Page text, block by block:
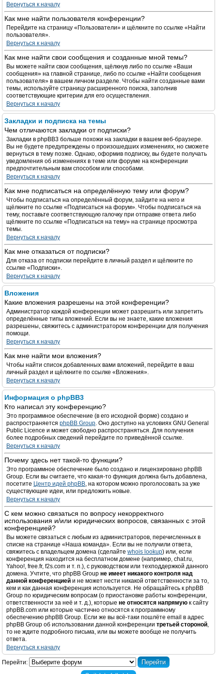
Вернуться к началу
Как мне найти пользователя конференции?
Перейдите на страницу «Пользователи» и щёлкните по ссылке «Найти
пользователя».
Вернуться к началу
Как мне найти свои сообщения и созданные мной темы?
Вы можете найти свои сообщения, щёлкнув либо по ссылке «Ваши
сообщения» на главной странице, либо по ссылке «Найти сообщения
пользователя» в вашем личном разделе. Чтобы найти созданные вами
темы, используйте страницу расширенного поиска, заполнив
соответствующие критерии для его осуществления.
Вернуться к началу
Закладки и подписка на темы
Чем отличаются закладки от подписки?
Закладки в phpBB3 больше похожи на закладки в вашем веб-браузере.
Вы не будете предупреждены о произошедших изменениях, но сможете
вернуться в тему позже. Однако, оформив подписку, вы будете получать
уведомления об изменениях в теме или форуме на конференции
предпочтительным вам способом или способами.
Вернуться к началу
Как мне подписаться на определённую тему или форум?
Чтобы подписаться на определённый форум, зайдите на него и
щёлкните по ссылке «Подписаться на форум». Чтобы подписаться на
тему, поставьте соответствующую галочку при отправке ответа либо
щёлкните по ссылке «Подписаться на тему» на странице просмотра
темы.
Вернуться к началу
Как мне отказаться от подписки?
Для отказа от подписки перейдите в личный раздел и щёлкните по
ссылке «Подписки».
Вернуться к началу
Вложения
Какие вложения разрешены на этой конференции?
Администратор каждой конференции может разрешить или запретить
определённые типы вложений. Если вы не знаете, какие вложения
разрешены, свяжитесь с администратором конференции для получения
помощи.
Вернуться к началу
Как мне найти мои вложения?
Чтобы найти список добавленных вами вложений, перейдите в ваш
личный раздел и щёлкните по ссылке «Вложения».
Вернуться к началу
Информация о phpBB3
Кто написал эту конференцию?
Это программное обеспечение (в его исходной форме) создано и
распространяется phpBB Group. Оно доступно на условиях GNU General
Public Licence и может свободно распространяться. Для получения
более подробных сведений перейдите по приведённой ссылке.
Вернуться к началу
Почему здесь нет такой-то функции?
Это программное обеспечение было создано и лицензировано phpBB
Group. Если вы считаете, что какая-то функция должна быть добавлена,
посетите Центр идей phpBB, на котором можно проголосовать за уже
существующие идеи, или предложить новые.
Вернуться к началу
С кем можно связаться по вопросу некорректного
использования и/или юридических вопросов, связанных с этой
конференцией?
Вы можете связаться с любым из администраторов, перечисленных в
списке на странице «Наша команда». Если вы не получили ответа,
свяжитесь с владельцем домена (сделайте whois lookup) или, если
конференция находится на бесплатном домене (например, chat.ru,
Yahoo!, free.fr, f2s.com и т. п.), с руководством или техподдержкой данного
домена. Учтите, что phpBB Group не имеет никакого контроля над
данной конференцией и не может нести никакой ответственности за то,
кем и как данная конференция используется. Не обращайтесь к phpBB
Group по юридическим вопросам (о приостановке работы конференции,
ответственности за неё и т. д.), которые не относятся напрямую к сайту
phpBB.com или которые частично относятся к программному
обеспечению phpBB Group. Если же вы всё-таки пошлёте email в адрес
phpBB Group об использовании данной конференции третьей стороной,
то не ждите подробного письма, или вы можете вообще не получить
ответа.
Вернуться к началу
Перейти: